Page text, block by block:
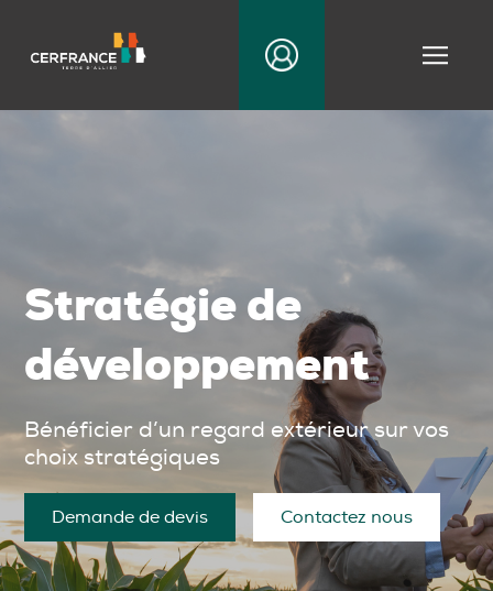
|||
Stratégie de
développement
Bénéficier d’un regard extérieur sur vos
choix stratégiques
Demande de devis Contactez nous